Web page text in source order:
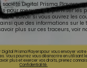
société Digital Prisma Players
pour mesurer et optimiser les
savoir si vous ouvrez les
que des informations sur le
plus sur ces traceurs, voir
Prisma Playerspour vous envoyer
Vous pourrez vous désinscrire en utilisant
plus et exercer vos droits, prenez
Confidentialité.